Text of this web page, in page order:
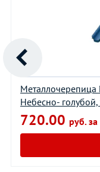
Металлочерепица
Небесно-
720.00 руб.